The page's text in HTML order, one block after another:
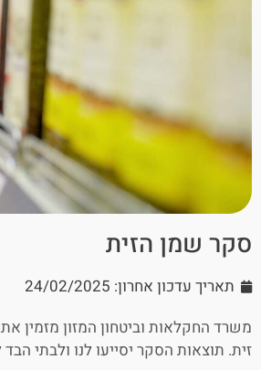
סקר שמן הזית
תאריך עדכון אחרון: 24/02/2025
משרד החקלאות וביטחון המזון מזמין
זית. תוצאות הסקר יסייעו לנו ולבתי